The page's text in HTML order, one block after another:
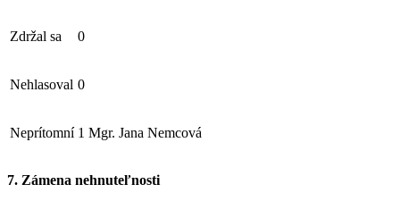
Zdržal sa 0
Nehlasoval 0
Neprítomní 1 Mgr. Jana Nemcová
7. Zámena nehnuteľnosti